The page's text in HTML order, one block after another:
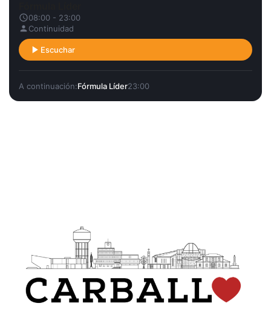
08:00 - 23:00
Continuidad
Escuchar
A continuación:Fórmula Líder23:00